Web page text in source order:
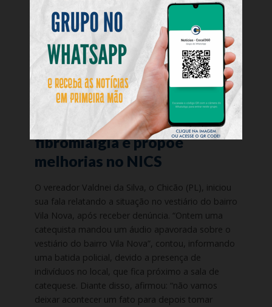
Chicão reforça alerta sobre
vestiário, destaca
fibromialgia e propõe
melhorias no NICS
O vereador Valdnei da Silva, o Chicão (PL), iniciou
sua fala relatando a situação no vestiário do bairro
Vila Nova, após receber denúncia. “Ontem uma
catequista mandou um áudio apavorada sobre o
vestiário do bairro Vila Nova”, contou, informando
uma batida policial, devido a presença de
indivíduos no local, que fica próximo a sala de
catequese. Diante disso, afirmou: “não vamos
deixar acontecer um fato para depois tomar